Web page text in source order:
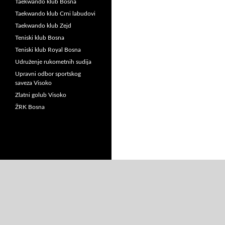
Taekwando klub Bosna
Taekwando klub Crni labudovi
Taekwando klub Zejd
Teniski klub Bosna
Teniski klub Royal Bosna
Udruženje rukometnih sudija
Upravni odbor sportskog
saveza Visoko
Zlatni golub Visoko
ŽRK Bosna